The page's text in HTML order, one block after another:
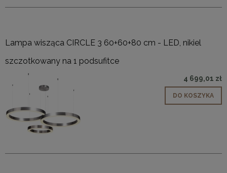
Lampa wisząca CIRCLE 3 60+60+80 cm - LED, nikiel
szczotkowany na 1 podsufitce
4 699,01 zł
DO KOSZYKA